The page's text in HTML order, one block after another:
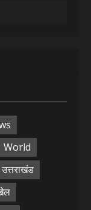
World
उत्तराखंड